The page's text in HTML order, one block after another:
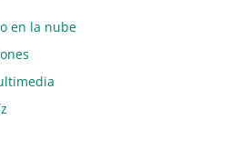
en la nube